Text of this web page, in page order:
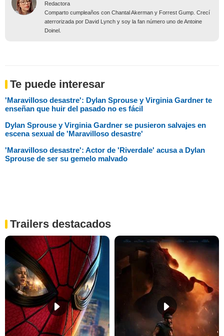
Redactora
Comparto cumpleaños con Chantal Akerman y Forrest Gump. Crecí
aterrorizada por David Lynch y soy la fan número uno de Antoine
Doinel.
Te puede interesar
'Maravilloso desastre': Dylan Sprouse y Virginia Gardner te
enseñan que huir del pasado no es fácil
Dylan Sprouse y Virginia Gardner se pusieron salvajes en
escena sexual de 'Maravilloso desastre'
'Maravilloso desastre': Actor de 'Riverdale' acusa a Dylan
Sprouse de ser su gemelo malvado
Trailers destacados